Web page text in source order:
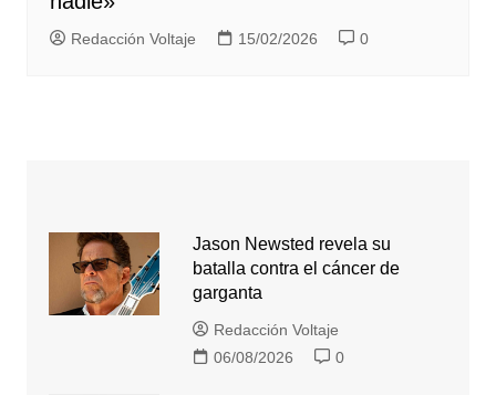
Redacción Voltaje 15/02/2026 0
Jason Newsted revela su
batalla contra el cáncer de
garganta
Redacción Voltaje
06/08/2026
0